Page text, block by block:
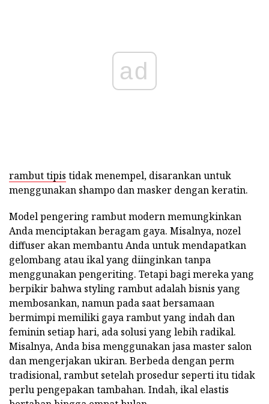
ad
rambut tipis tidak menempel, disarankan untuk
menggunakan shampo dan masker dengan keratin.
Model pengering rambut modern memungkinkan
Anda menciptakan beragam gaya. Misalnya, nozel
diffuser akan membantu Anda untuk mendapatkan
gelombang atau ikal yang diinginkan tanpa
menggunakan pengeriting. Tetapi bagi mereka yang
berpikir bahwa styling rambut adalah bisnis yang
membosankan, namun pada saat bersamaan
bermimpi memiliki gaya rambut yang indah dan
feminin setiap hari, ada solusi yang lebih radikal.
Misalnya, Anda bisa menggunakan jasa master salon
dan mengerjakan ukiran. Berbeda dengan perm
tradisional, rambut setelah prosedur seperti itu tidak
perlu pengepakan tambahan. Indah, ikal elastis